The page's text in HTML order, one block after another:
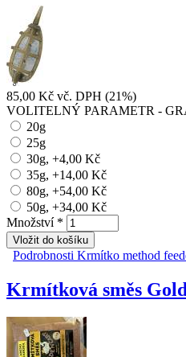
85,00 Kč vč. DPH (21%)
VOLITELNÝ PARAMETR -
20g
25g
30g, +4,00 Kč
35g, +14,00 Kč
80g, +54,00 Kč
50g, +34,00 Kč
Množství *
Podrobnosti Krmítko method
Krmítková směs